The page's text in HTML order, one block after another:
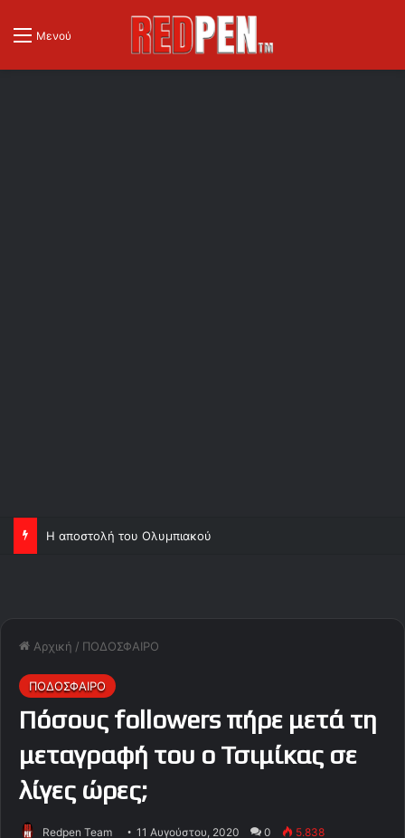
Μενού
Η αποστολή του Ολυμπιακού
Αρχική / ΠΟΔΟΣΦΑΙΡΟ
ΠΟΔΟΣΦΑΙΡΟ
Πόσους followers πήρε μετά τη
μεταγραφή του ο Τσιμίκας σε
λίγες ώρες;
Redpen Team 11 Αυγούστου, 2020 0 5.838